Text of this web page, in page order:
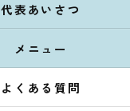
代表あいさつ
メニュー
よくある質問